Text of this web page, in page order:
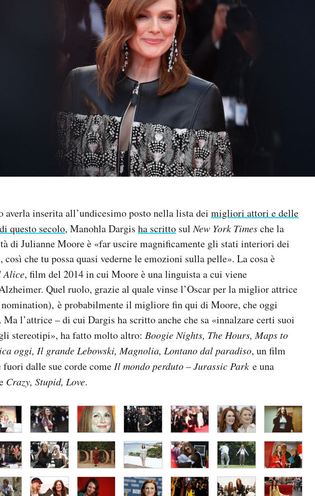
averla inserita all’undicesimo posto nella lista dei migliori attori e delle
questo secolo, Manohla Dargis ha scritto sulNew York Timesche la
di Julianne Moore è «far uscire magnificamente gli stati interiori dei
così che tu possa quasi vederne le emozioni sulla pelle». La cosa è
Alice, film del 2014 in cui Moore è una linguista a cui viene
Quel ruolo, grazie al quale vinse l’Oscar per la miglior attrice
è probabilmente il migliore fin qui di Moore, che oggi
Ma l’attrice – di cui Dargis ha scritto anche che sa «innalzare certi suoi
stereotipi», ha fatto molto altro: Boogie Nights, The Hours, Maps to
oggi, Il grande Lebowski, Magnolia, Lontano dal paradiso, un film
fuori dalle sue corde comeIl mondo perduto – Jurassic Park e una
Crazy, Stupid, Love.